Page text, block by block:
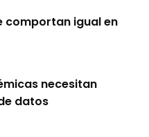
comportan igual en
necesitan
datos